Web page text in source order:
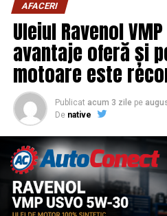
Organizatorii care doresc să
eveniment cu acces gratuit
promovare din partea echipei
Adresa de contact este
AFACERI
Uleiul Ravenol VMP
avantaje oferă și
motoare este
Publicat acum 3 zile pe
De native